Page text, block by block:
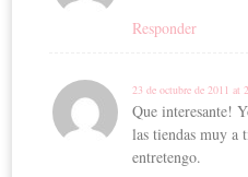
Responder
23 de octubre de 2011 at
Que interesante!
las tiendas muy a
entretengo.